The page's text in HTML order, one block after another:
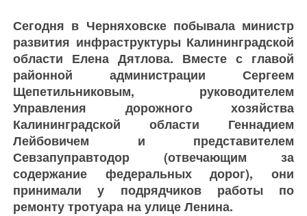
Сегодня в Черняховске побывала министр
развития инфраструктуры Калининградской
области Елена Дятлова. Вместе с главой
районной администрации Сергеем
Щепетильниковым, руководителем
Управления дорожного хозяйства
Калининградской области Геннадием
Лейбовичем и представителем
Севзапуправтодор (отвечающим за
содержание федеральных дорог), они
принимали у подрядчиков работы по
ремонту тротуара на улице Ленина.